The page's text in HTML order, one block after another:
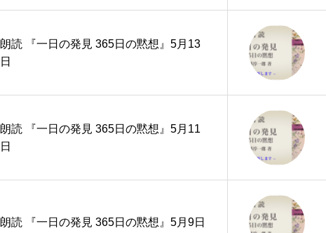
朗読 『一日の発見 365日の黙想』5月13
日
朗読 『一日の発見 365日の黙想』5月11
日
朗読 『一日の発見 365日の黙想』5月9日